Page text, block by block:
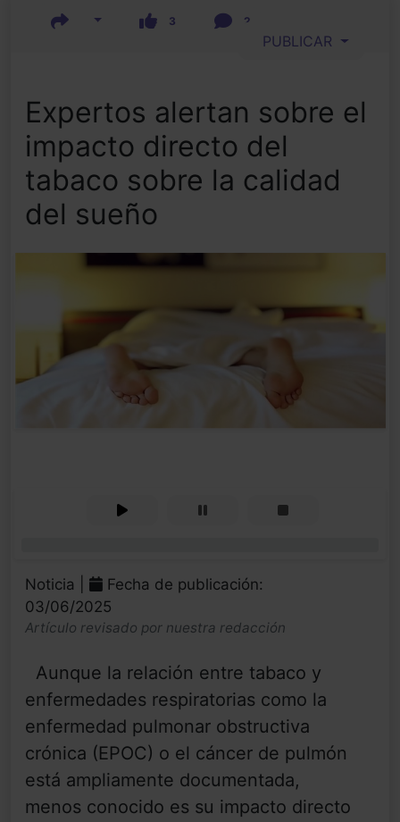
3 2
PUBLICAR
Expertos alertan sobre el
impacto directo del
tabaco sobre la calidad
del sueño
Noticia |
Fecha de publicación:
03/06/2025
Artículo revisado por nuestra redacción
Aunque la relación entre tabaco y
enfermedades respiratorias como la
enfermedad pulmonar obstructiva
crónica (EPOC) o el cáncer de pulmón
está ampliamente documentada,
menos conocido es su impacto directo